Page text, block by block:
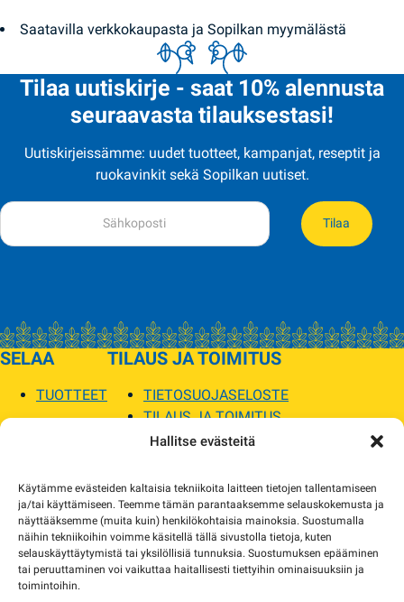
Hallitse evästeitä
Käytämme evästeiden kaltaisia tekniikoita laitteen tietojen tallentamiseen
ja/tai käyttämiseen. Teemme tämän parantaaksemme selauskokemusta ja
näyttääksemme (muita kuin) henkilökohtaisia mainoksia. Suostumalla
näihin tekniikoihin voimme käsitellä tällä sivustolla tietoja, kuten
selauskäyttäytymistä tai yksilöllisiä tunnuksia. Suostumuksen epääminen
tai peruuttaminen voi vaikuttaa haitallisesti tiettyihin ominaisuuksiin ja
toimintoihin.
Saatavilla verkkokaupasta ja Sopilkan myymälästä
Tilaa uutiskirje - saat 10% alennusta
seuraavasta tilauksestasi!
Uutiskirjeissämme: uudet tuotteet, kampanjat, reseptit ja
ruokavinkit sekä Sopilkan uutiset.
Tilaa
SELAA
TUOTTEET
TILAUS JA TOIMITUS
TIETOSUOJASELOSTE
TILAUS JA TOIMITUS
TOIMITUSEHDOT
MYYMÄLÄT JA YHTEYSTIEDOT
USEIN KYSYTYT
AJANKOHTAISTA